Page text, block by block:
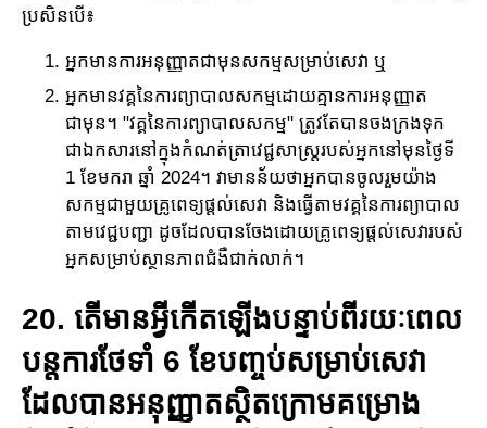
ប្រសិនបើ៖
អ្នកមានការអនុញ្ញាតជាមុនសកម្មសម្រាប់សេវា ឬ
អ្នកមានវគ្គនៃការព្យាបាលសកម្មដោយគ្មានការអនុញ្ញាត
ជាមុន។ "វគ្គនៃការព្យាបាលសកម្ម" ត្រូវ​តែ​បាន​ចងក្រងទុក
ជាឯក​សារ​នៅក្នុងកំណត់ត្រាវេជ្ជសាស្រ្តរបស់អ្នកនៅមុនថ្ងៃទី​
1 ខែមករា ឆ្នាំ 2024​។ វាមានន័យថាអ្នកបានចូលរួមយ៉ាង
សកម្មជាមួយគ្រូពេទ្យ​ផ្តល់សេវា និងធ្វើតាម​វគ្គនៃ​ការ​ព្យាបាល​
តាម​វេជ្ជបញ្ជា ដូចដែលបាន​ចែងដោយគ្រូពេទ្យផ្តល់​សេវារបស់
អ្នកសម្រាប់ស្ថាន​ភាព​ជំងឺ​ជាក់​លាក់​។
20. តើមានអ្វីកើតឡើងបន្ទាប់ពីរយៈពេល
បន្តការថែទាំ 6 ខែបញ្ចប់​សម្រាប់​សេវា
ដែលបានអនុញ្ញាតស្ថិតក្រោមគម្រោង